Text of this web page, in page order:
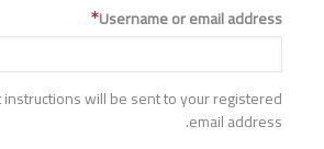
Username or email address
will be sent to your registered
email address.